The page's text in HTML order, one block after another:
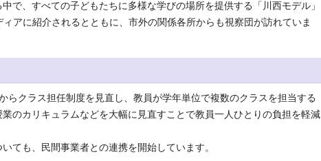
で、すべての子どもたちに多様な学びの場所を提供する「川西モデル」
アに紹介されるとともに、市外の関係各所からも視察団が訪れていま
クラス担任制度を見直し、教員が学年単位で複数のクラスを担当する
のカリキュラムなどを大幅に見直すことで教員一人ひとりの負担を軽減
ても、民間事業者との連携を開始しています。